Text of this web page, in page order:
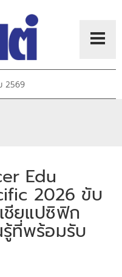
2569
Edu
2026 ขับ
ชียแปซิฟิก
ที่พร้อมรับ